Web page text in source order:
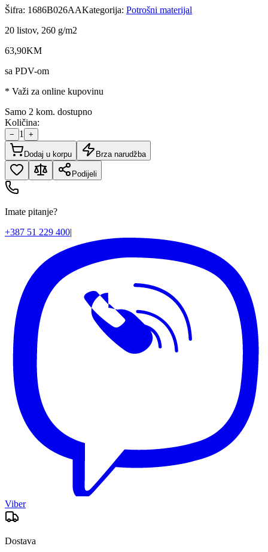
Šifra: 1686B026AAKategorija: Potrošni materijal
20 listov, 260 g/m2
63,90KM
sa PDV-om
* Važi za online kupovinu
Samo 2 kom. dostupno
Količina:
− 1 +
Dodaj u korpu Brza narudžba
Podijeli
Imate pitanje?
+387 51 229 400|
Viber
Dostava